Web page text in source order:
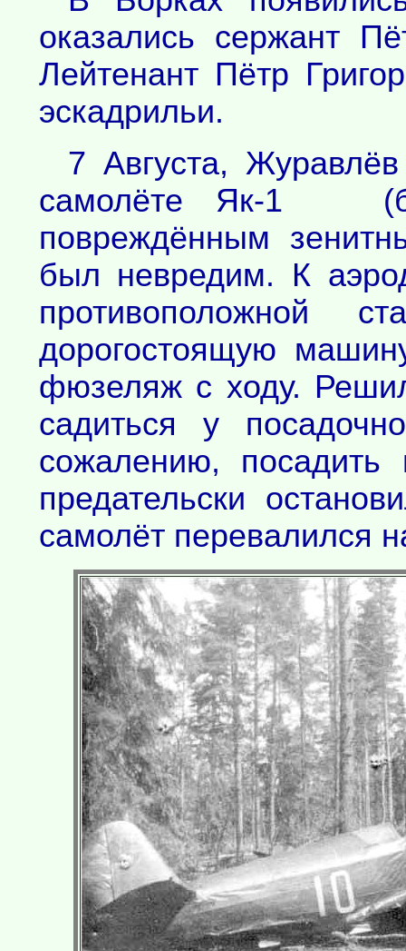
оказались сержант
Лейтенант Пётр
эскадрильи.
7 Августа,
самолёте Як-1
повреждённым
был невредим. К
противоположной
дорогостоящую
фюзеляж с ходу.
садиться у
сожалению,
предательски
самолёт перевалился